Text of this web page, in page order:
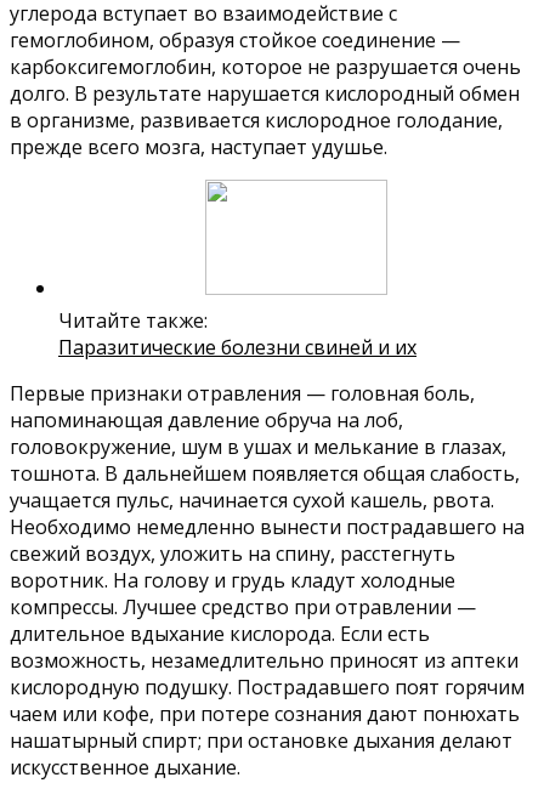
углерода вступает во взаимодействие с
гемоглобином, образуя стойкое соединение —
карбоксигемоглобин, которое не разрушается очень
долго. В результате нарушается кислородный обмен
в организме, развивается кислородное голодание,
прежде всего мозга, наступает удушье.
Читайте также:
Паразитические болезни свиней и их
Первые признаки отравления — головная боль,
напоминающая давление обруча на лоб,
головокружение, шум в ушах и мелькание в глазах,
тошнота. В дальнейшем появляется общая слабость,
учащается пульс, начинается сухой кашель, рвота.
Необходимо немедленно вынести пострадавшего на
свежий воздух, уложить на спину, расстегнуть
воротник. На голову и грудь кладут холодные
компрессы. Лучшее средство при отравлении —
длительное вдыхание кислорода. Если есть
возможность, незамедлительно приносят из аптеки
кислородную подушку. Пострадавшего поят горячим
чаем или кофе, при потере сознания дают понюхать
нашатырный спирт; при остановке дыхания делают
искусственное дыхание.